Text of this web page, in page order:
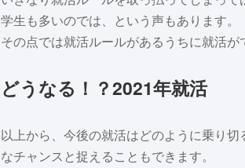
学生も多いのでは、という声もあります。
その点では就活ルールがあるうちに就活が
どうなる！？2021年就活
以上から、今後の就活はどのように乗り
なチャンスと捉えることもできます。